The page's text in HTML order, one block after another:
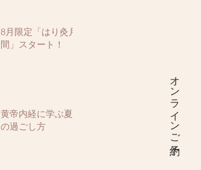
オンラインご予約
8月限定「はり灸月
間」スタート！
黄帝内経に学ぶ夏
の過ごし方